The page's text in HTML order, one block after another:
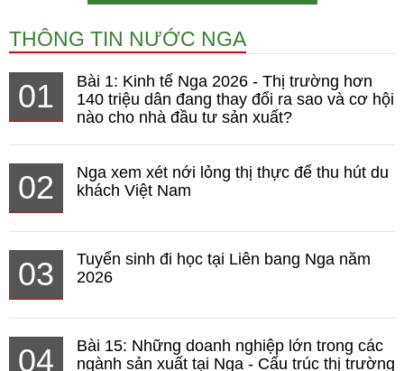
THÔNG TIN NƯỚC NGA
01
Bài 1: Kinh tế Nga 2026 - Thị trường hơn
140 triệu dân đang thay đổi ra sao và cơ hội
nào cho nhà đầu tư sản xuất?
02
Nga xem xét nới lỏng thị thực để thu hút du
khách Việt Nam
03
Tuyển sinh đi học tại Liên bang Nga năm
2026
04
Bài 15: Những doanh nghiệp lớn trong các
ngành sản xuất tại Nga - Cấu trúc thị trường